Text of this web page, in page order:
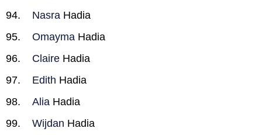
Nasra Hadia
Omayma Hadia
Claire Hadia
Edith Hadia
Alia Hadia
Wijdan Hadia